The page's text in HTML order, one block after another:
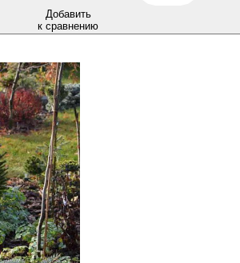
Добавить
к сравнению